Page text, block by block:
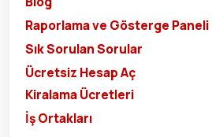
Raporlama ve Gösterge Paneli
Sık Sorulan Sorular
Ücretsiz Hesap Aç
Kiralama Ücretleri
İş Ortakları